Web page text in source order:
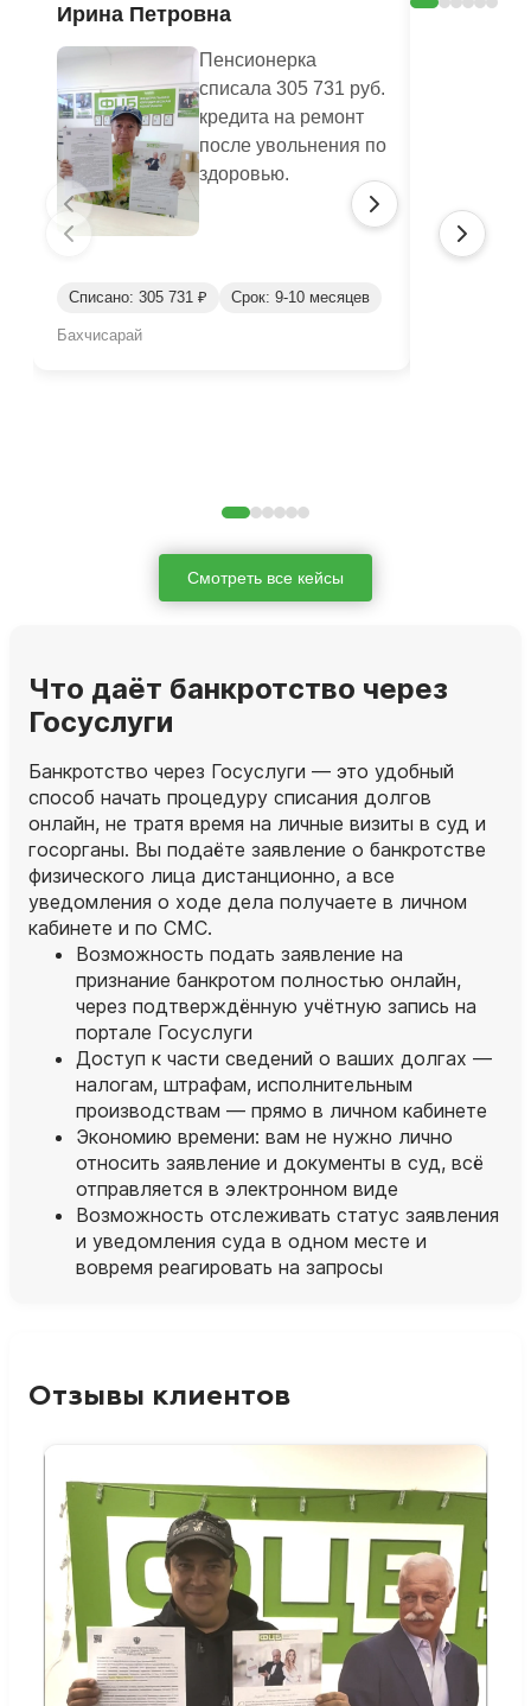
Ирина Петровна
Пенсионерка
списала 305 731 руб.
кредита на ремонт
после увольнения по
здоровью.
Списано: 305 731 ₽ Срок: 9-10 месяцев
Бахчисарай
Смотреть все кейсы
Что даёт банкротство через
Госуслуги
Банкротство через Госуслуги — это удобный
способ начать процедуру списания долгов
онлайн, не тратя время на личные визиты в суд и
госорганы. Вы подаёте заявление о банкротстве
физического лица дистанционно, а все
уведомления о ходе дела получаете в личном
кабинете и по СМС.
Возможность подать заявление на
признание банкротом полностью онлайн,
через подтверждённую учётную запись на
портале Госуслуги
Доступ к части сведений о ваших долгах —
налогам, штрафам, исполнительным
производствам — прямо в личном кабинете
Экономию времени: вам не нужно лично
относить заявление и документы в суд, всё
отправляется в электронном виде
Возможность отслеживать статус заявления
и уведомления суда в одном месте и
вовремя реагировать на запросы
Отзывы клиентов